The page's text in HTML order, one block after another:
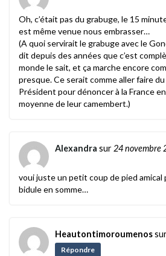
Oh, c’était pas du grabuge, le 15
est même venue nous embrasser…
(A quoi servirait le grabuge avec le
dit depuis des années que c’est
monde le sait, et ça marche encore
presque. Ce serait comme aller faire
Président pour dénoncer à la France
moyenne de leur camembert.)
Alexandra sur 24 novembre
voui juste un petit coup de pied amical
bidule en somme…
Heautontimoroumenos
Répondre